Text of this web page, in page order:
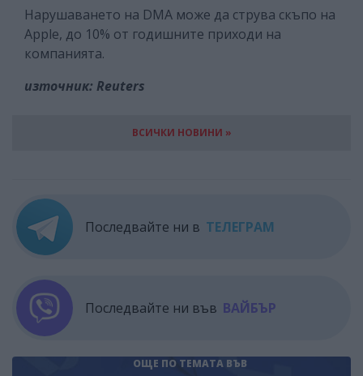
Нарушаването на DMA може да струва скъпо на
Apple, до 10% от годишните приходи на
компанията.
източник: Reuters
ВСИЧКИ НОВИНИ »
Последвайте ни в ТЕЛЕГРАМ
Последвайте ни във ВАЙБЪР
ОЩЕ ПО ТЕМАТА ВЪВ